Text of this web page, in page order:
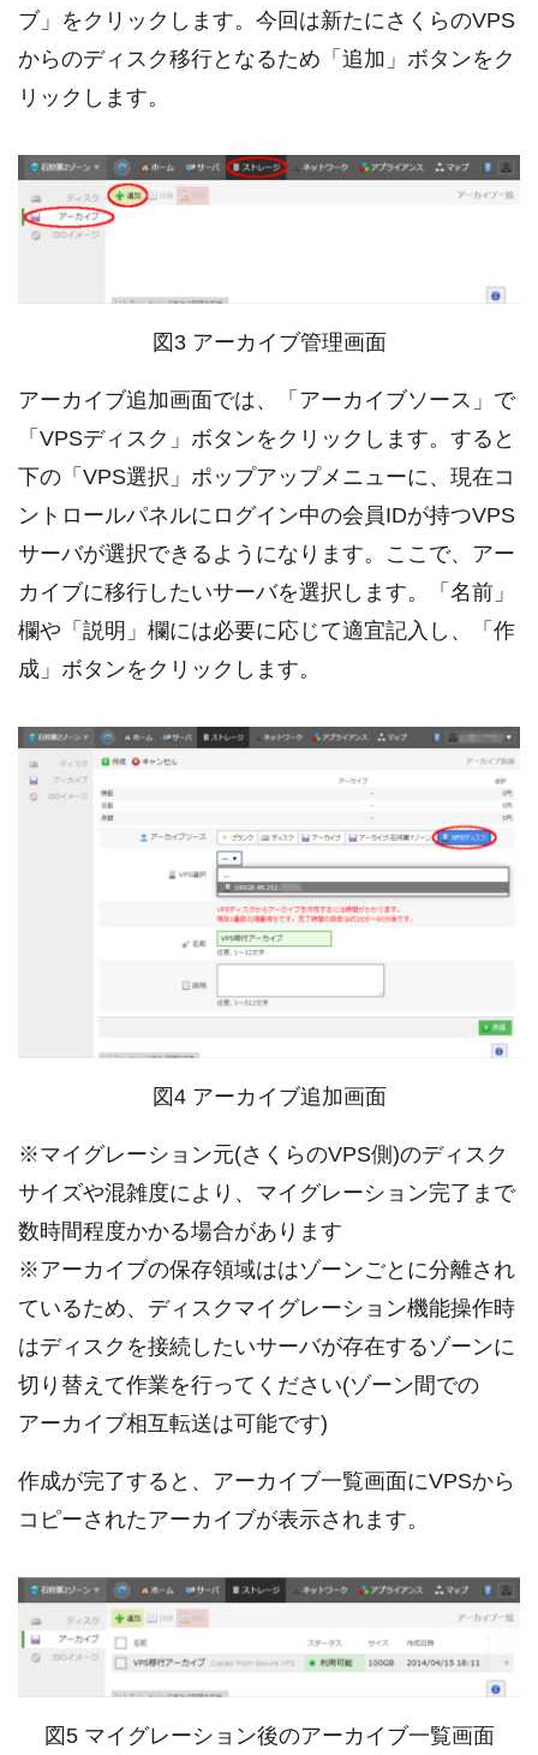
ブ」をクリックします。今回は新たにさくらのVPS
からのディスク移行となるため「追加」ボタンをク
リックします。
図3 アーカイブ管理画面
アーカイブ追加画面では、「アーカイブソース」で
「VPSディスク」ボタンをクリックします。すると
下の「VPS選択」ポップアップメニューに、現在コ
ントロールパネルにログイン中の会員IDが持つVPS
サーバが選択できるようになります。ここで、アー
カイブに移行したいサーバを選択します。「名前」
欄や「説明」欄には必要に応じて適宜記入し、「作
成」ボタンをクリックします。
図4 アーカイブ追加画面
※マイグレーション元(さくらのVPS側)のディスク
サイズや混雑度により、マイグレーション完了まで
数時間程度かかる場合があります
※アーカイブの保存領域ははゾーンごとに分離され
ているため、ディスクマイグレーション機能操作時
はディスクを接続したいサーバが存在するゾーンに
切り替えて作業を行ってください(ゾーン間での
アーカイブ相互転送は可能です)
作成が完了すると、アーカイブ一覧画面にVPSから
コピーされたアーカイブが表示されます。
図5 マイグレーション後のアーカイブ一覧画面